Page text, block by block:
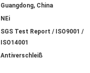
Guangdong, China
NEi
SGS Test Report / ISO9001 /
ISO14001
Antiverschleiß